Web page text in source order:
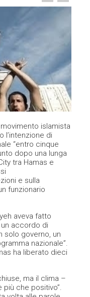
islamista
l’intenzione di
“entro cinque
dopo una lunga
tra Hamas e
e sulla
funzionario
aveva fatto
accordo di
solo governo, un
nazionale”.
ha liberato dieci
ma il clima –
più che positivo”.